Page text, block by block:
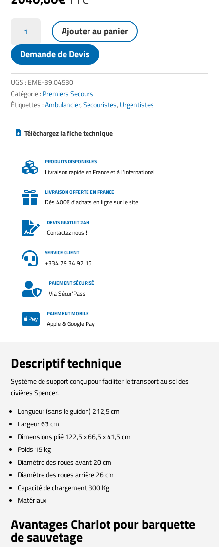
Chariot
pour
barquette
de
sauvetage
Ajouter au panier
Demande de Devis
UGS : EME-39.04530
Catégorie : Premiers Secours
Étiquettes :Ambulancier,Secouristes, Urgentistes
Téléchargez la fiche technique
 PRODUITS DISPONIBLES
Livraison rapide en France et à l'international
 LIVRAISON OFFERTE EN FRANCE
Dès 400€ d'achats en ligne sur le site
 DEVIS GRATUIT 24H
Contactez nous !
 SERVICE CLIENT
+334 79 34 92 15
 PAIEMENT SÉCURISÉ
Via Sécur'Pass
 PAIEMENT MOBILE
Apple & Google Pay
Descriptif technique
Système de support conçu pour faciliter le transport au sol des
civières Spencer.
Longueur (sans le guidon) 212,5 cm
Largeur 63 cm
Dimensions plié 122,5 x 66,5 x 41,5 cm
Poids 15 kg
Diamètre des roues avant 20 cm
Diamètre des roues arrière 26 cm
Capacité de chargement 300 Kg
Matériaux
Avantages Chariot pour barquette
de sauvetage